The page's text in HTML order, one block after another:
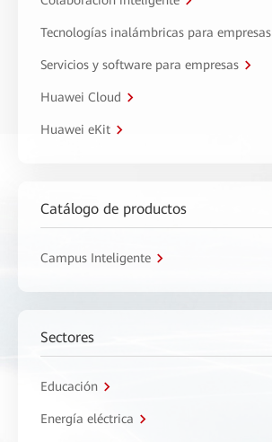
Tecnologías inalámbricas para empresas
Servicios y software para empresas
Huawei Cloud
Huawei eKit
Catálogo de productos
Campus Inteligente
Sectores
Educación
Energía eléctrica